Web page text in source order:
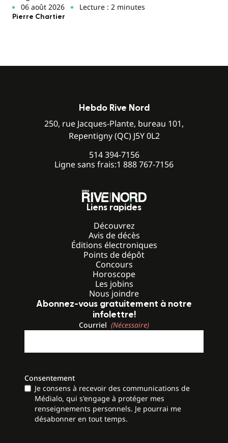
06 août 2026 Lecture : 2 minutes
Pierre Chartier
Hebdo Rive Nord
250, rue Jacques-Plante, bureau 101,
Repentigny (QC) J5Y 0L2
514 394-7156
Ligne sans frais:1 888 767-7156
Liens rapides
Découvrez
Avis de décès
Éditions électroniques
Points de dépôt
Concours
Horoscope
Les jobins
Nous joindre
Abonnez-vous gratuitement à notre
infolettre!
Courriel (Nécessaire)
Consentement
Je consens à recevoir des communications de
Médialo, qui s'engage à protéger mes
renseignements personnels. Je pourrai me
désabonner en tout temps.